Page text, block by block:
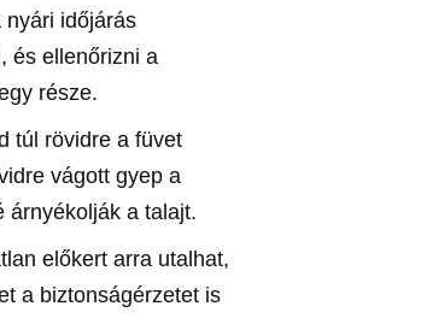
nyári időjárás
és ellenőrizni a
része.
túl rövidre a füvet
vágott gyep a
árnyékolják a talajt.
előkert arra utalhat,
a biztonságérzetet is